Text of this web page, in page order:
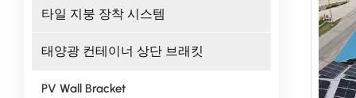
타일 지붕 장착 시스템
태양광 컨테이너 상단 브래킷
PV Wall Bracket